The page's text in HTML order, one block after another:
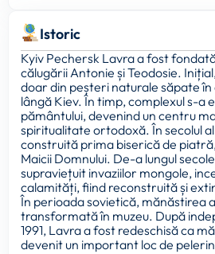
Istoric
Kyiv Pechersk Lavra a fost
călugării Antonie și Teodosie.
doar din peșteri naturale săpate
lângă Kiev. În timp, complexul s-a
pământului, devenind un centru
spiritualitate ortodoxă. În secolul
construită prima biserică de
Maicii Domnului. De-a lungul
supraviețuit invaziilor mongole,
calamități, fiind reconstruită și
În perioada sovietică, mănăstirea
transformată în muzeu. După
1991, Lavra a fost redeschisă ca
devenit un important loc de